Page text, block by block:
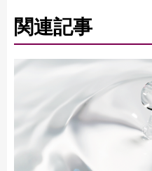
関連記事